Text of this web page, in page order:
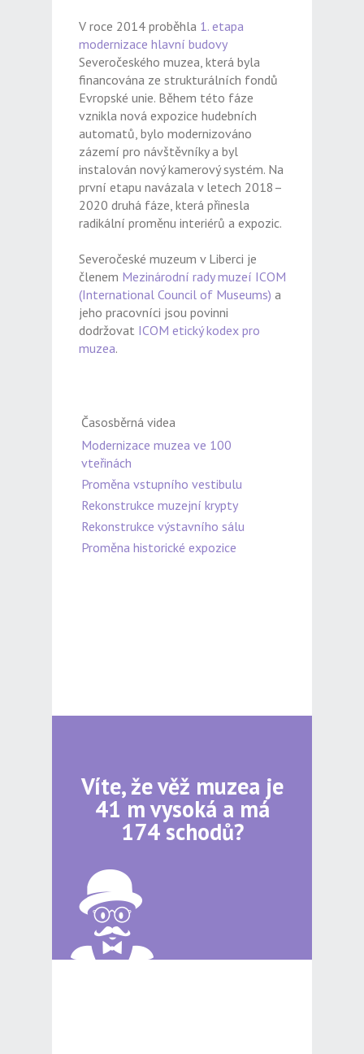
V roce 2014 proběhla 1. etapa
modernizace hlavní budovy
Severočeského muzea, která byla
financována ze strukturálních fondů
Evropské unie. Během této fáze
vznikla nová expozice hudebních
automatů, bylo modernizováno
zázemí pro návštěvníky a byl
instalován nový kamerový systém. Na
první etapu navázala v letech 2018–
2020 druhá fáze, která přinesla
radikální proměnu interiérů a expozic.
Severočeské muzeum v Liberci je
členem Mezinárodní rady muzeí ICOM
(International Council of Museums) a
jeho pracovníci jsou povinni
dodržovat ICOM etický kodex pro
muzea.
Časosběrná videa
Modernizace muzea ve 100
vteřinách
Proměna vstupního vestibulu
Rekonstrukce muzejní krypty
Rekonstrukce výstavního sálu
Proměna historické expozice
Víte, že věž muzea je
41 m vysoká a má
174 schodů?